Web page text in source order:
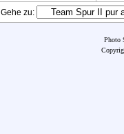
Gehe zu:
Photo